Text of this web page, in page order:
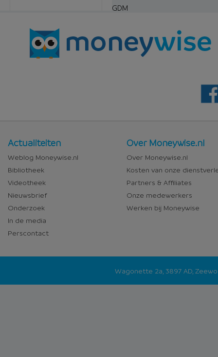
GDM
Nieuws
en
media
Actualiteiten
Weblog Moneywise.nl
Bibliotheek
Videotheek
Nieuwsbrief
Onderzoek
In de media
Perscontact
Over
Moneywise
Over Moneywise.nl
Over Moneywise.nl
Kosten van onze
Partners & Affiliates
Onze medewerkers
Werken bij Moneywise
Wagonette 2a, 3897 AD,